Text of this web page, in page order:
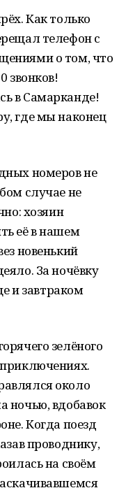
Как только
телефон с
о том, что
звонков!
в Самарканде!
где мы наконец
номеров не
случае не
хозяин
её в нашем
новенький
За ночёвку
и завтраком
зелёного
около
ночью, вдобавок
Когда поезд
проводнику,
на своём